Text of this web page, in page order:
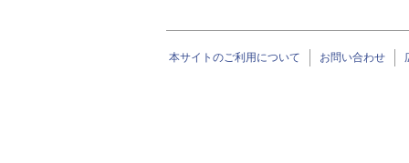
本サイトのご利用について お問い合わせ